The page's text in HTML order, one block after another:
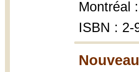
Montréal
ISBN : 2-